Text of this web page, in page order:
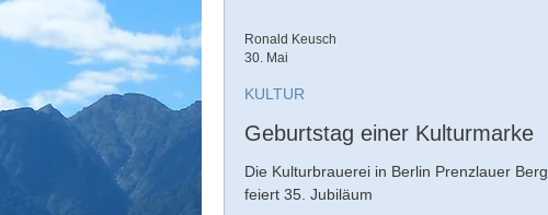
Geburtstag einer Kulturmarke
Die Kulturbrauerei in Berlin Prenzlauer Berg
feiert 35. Jubiläum
KULTUR
Ronald Keusch
30. Mai